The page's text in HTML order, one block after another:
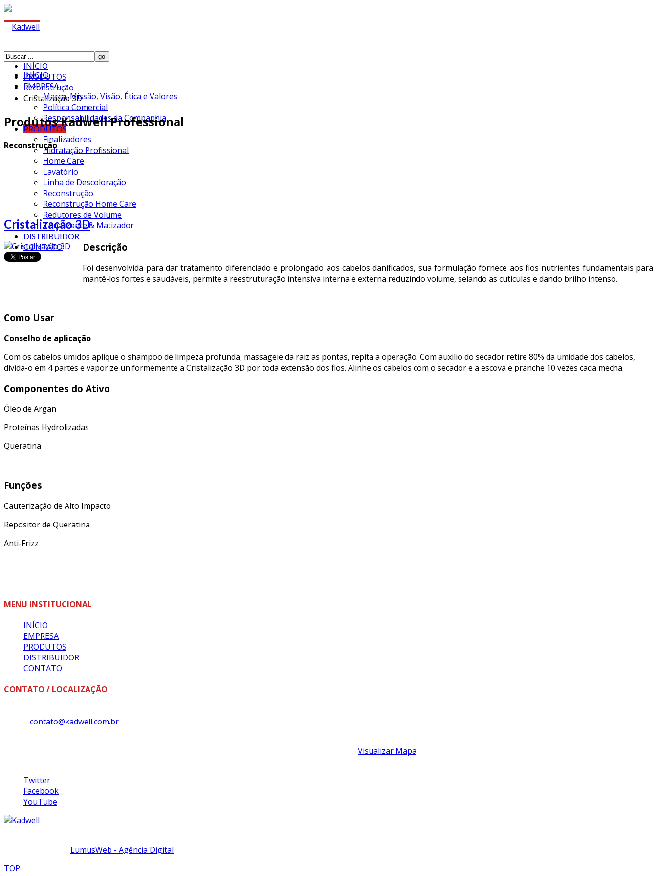
INÍCIO
EMPRESA
Marca, Missão, Visão, Ética e Valores
Política Comercial
Responsabilidades da Companhia
PRODUTOS
Finalizadores
Hidratação Profissional
Home Care
Lavatório
Linha de Descoloração
Reconstrução
Reconstrução Home Care
Redutores de Volume
Tonalizante & Matizador
DISTRIBUIDOR
CONTATO
INÍCIO
PRODUTOS
Reconstrução
Cristalização 3D
Produtos Kadwell Professional
Reconstrução
Cristalização 3D
Descrição
Foi desenvolvida para dar tratamento diferenciado e prolongado aos cabelos danificados, sua formulação fornece aos fios nutrientes fundamentais para
mantê-los fortes e saudáveis, permite a reestruturação intensiva interna e externa reduzindo volume, selando as cutículas e dando brilho intenso.
Como Usar
Conselho de aplicação
Com os cabelos úmidos aplique o shampoo de limpeza profunda, massageie da raiz as pontas, repita a operação. Com auxilio do secador retire 80% da umidade dos cabelos,
divida-o em 4 partes e vaporize uniformemente a Cristalização 3D por toda extensão dos fios. Alinhe os cabelos com o secador e a escova e pranche 10 vezes cada mecha.
Componentes do Ativo
Óleo de Argan
Proteínas Hydrolizadas
Queratina
Funções
Cauterização de Alto Impacto
Repositor de Queratina
Anti-Frizz
MENU INSTITUCIONAL
INÍCIO
EMPRESA
PRODUTOS
DISTRIBUIDOR
CONTATO
CONTATO / LOCALIZAÇÃO
contato@kadwell.com.br
Visualizar Mapa
Twitter
Facebook
YouTube
LumusWeb - Agência Digital
TOP